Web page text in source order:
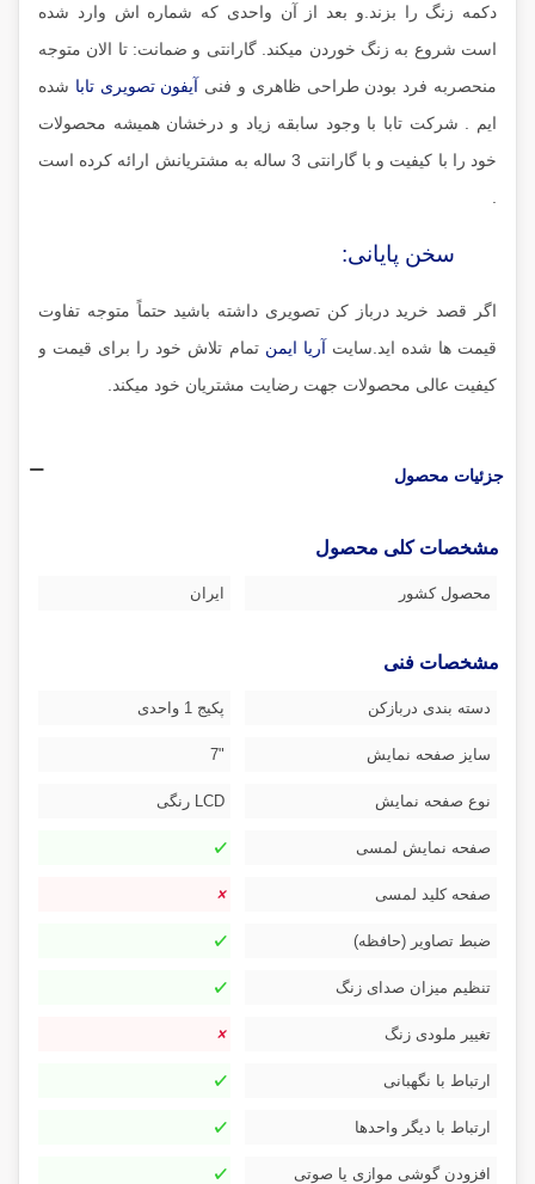
دکمه زنگ را بزند.و بعد از آن واحدی که شماره اش وارد شده
است شروع به زنگ خوردن میکند. گارانتی و ضمانت: تا الان متوجه
منحصربه فرد بودن طراحی ظاهری و فنی آیفون تصویری تابا شده
ایم . شرکت تابا با وجود سابقه زیاد و درخشان همیشه محصولات
خود را با کیفیت و با گارانتی 3 ساله به مشتریانش ارائه کرده است
سخن پایانی:
اگر قصد خرید درباز کن تصویری داشته باشید حتماً متوجه تفاوت
قیمت ها شده اید.سایت آریا ایمنتمام تلاش خود را برای قیمت و
کیفیت عالی محصولات جهت رضایت مشتریان خود میکند.
جزئیات محصول
مشخصات کلی محصول
محصول کشور ایران
مشخصات فنی
دسته بندی دربازکن پکیج 1 واحدی
سایز صفحه نمایش "7
نوع صفحه نمایش LCD رنگی
صفحه نمایش لمسی
صفحه کلید لمسی
ضبط تصاویر (حافظه)
تنظیم میزان صدای زنگ
تغییر ملودی زنگ
ارتباط با نگهبانی
ارتباط با دیگر واحدها
افزودن گوشی موازی یا صوتی